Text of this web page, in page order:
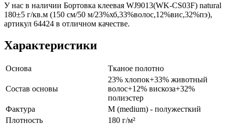
У нас в наличии Бортовка клеевая WJ9013(WK-CS03F) natural
180±5 г/кв.м (150 см/50 м/23%хб,33%волос,12%вис,32%пэ),
артикул 64424 в отличном качестве.
Характеристики
Основа Тканое полотно
Состав основы
23% хлопок+33% животный
волос+12% вискоза+32%
полиэстер
Фактура
M (medium) - полужесткий
Плотность
180 г/м²